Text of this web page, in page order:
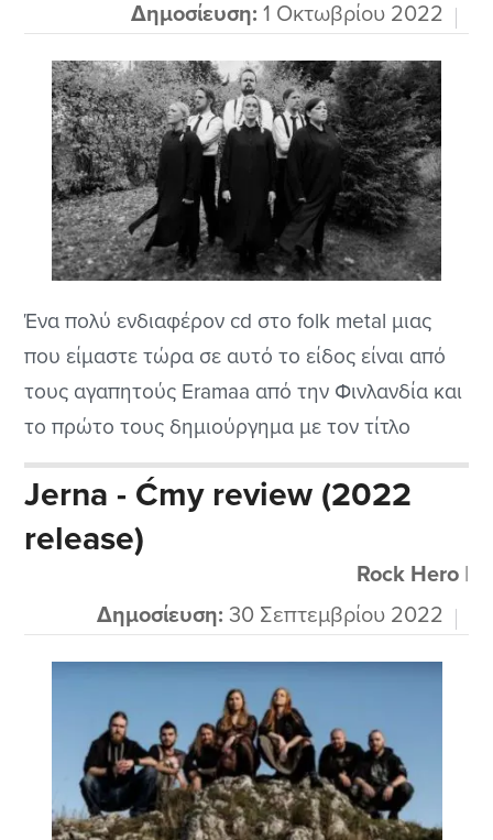
Δημοσίευση: 1 Οκτωβρίου 2022
Ένα πολύ ενδιαφέρον cd στο folk metal μιας
που είμαστε τώρα σε αυτό το είδος είναι από
τους αγαπητούς Eramaa από την Φινλανδία και
το πρώτο τους δημιούργημα με τον τίτλο
Pohjan Nainen. Από το πρώτο άκουσμα μπορώ
να πω ότι είναι αρκετά πρωτότυπο.
Τραγουδάνε και στα αγγλικά και στην γλώσσα
Jerna - Ćmy review (2022
release)
Rock Hero|
Δημοσίευση: 30 Σεπτεμβρίου 2022